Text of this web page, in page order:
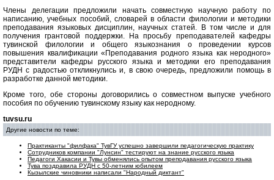
Члены делегации предложили начать совместную научную работу по
написанию, учебных пособий, словарей в области филологии и методики
преподавания языковых дисциплин, научных статей. В том числе и для
получения грантовой поддержки. На просьбу преподавателей кафедры
тувинской филологии и общего языкознания о проведении курсов
повышения квалификации «Преподавания родного языка как неродного»
представители кафедры русского языка и методики его преподавания
РУДН с радостью откликнулись и, в свою очередь, предложили помощь в
разработке данной методики.
Кроме того, обе стороны договорились о совместном выпуске учебного
пособия по обучению тувинскому языку как неродному.
tuvsu.ru
Другие новости по теме:
Практиканты "филфака" ТувГУ успешно завершили педагогическую практику
Сотрудников компании "Лунсин" тестируют на знание русского языка
Педагоги Хакасии и Тувы обменялись опытом преподавания русского языка
Тува поздравила РУДН с 50-летним юбилеем
Кызылские чиновники написали "Народный диктант"